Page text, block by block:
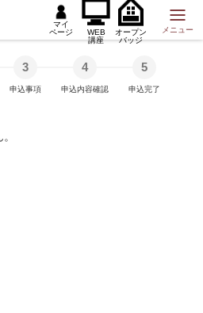
マイ
ページ
WEB
講座
オープン
バッジ
メニュー
3
申込事項
4
申込内容確認
5
申込完了